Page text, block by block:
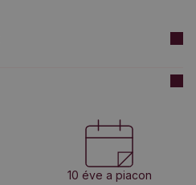
10 éve a piacon